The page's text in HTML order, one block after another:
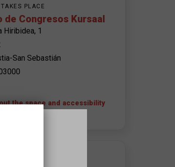
PLACE
de Congresos Kursaal
Hiribidea, 1
San Sebastián
the space and accessibility